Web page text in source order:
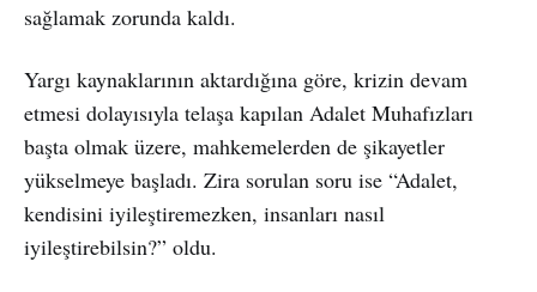
sağlamak zorunda kaldı.
Yargı kaynaklarının aktardığına göre, krizin devam
etmesi dolayısıyla telaşa kapılan Adalet Muhafızları
başta olmak üzere, mahkemelerden de şikayetler
yükselmeye başladı. Zira sorulan soru ise “Adalet,
kendisini iyileştiremezken, insanları nasıl
iyileştirebilsin?” oldu.